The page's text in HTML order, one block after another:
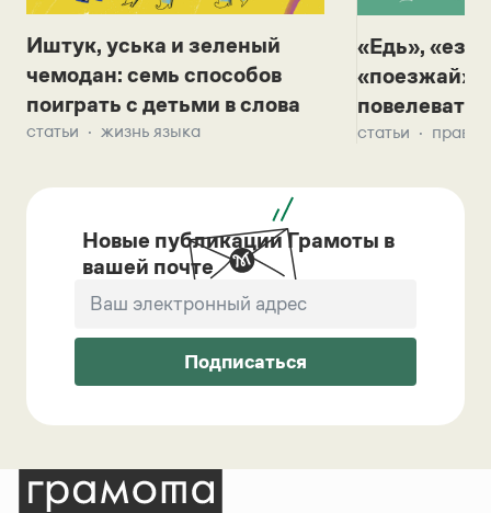
Иштук, уська и зеленый
чемодан: семь способов
поиграть с детьми в слова
статьи жизнь языка
«Едь»,
«поезжай»?
повелевать
статьи
Новые публикации Грамоты в
вашей почте
Подписаться